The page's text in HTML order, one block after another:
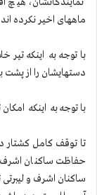
ماههای اخیر نکرده
با توجه به اینکه
دستهایشان را از پشت
با توجه به اینکه
تا توقف کامل کشتار
حفاظت ساکنان اشرف
ساکنان اشرف و لیبرتی